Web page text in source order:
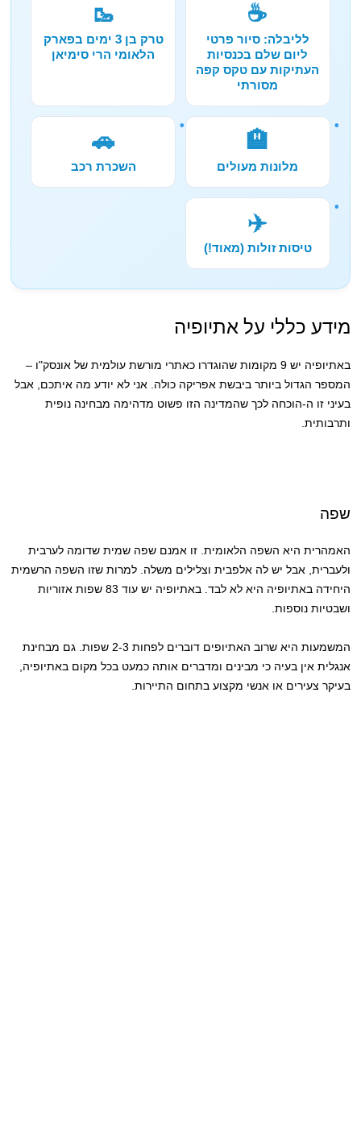
☕
לליבלה: סיור פרטי
ליום שלם בכנסיות
העתיקות עם טקס קפה
מסורתי
🥾
טרק בן 3 ימים בפארק
הלאומי הרי סימיאן
🏨
מלונות מעולים
🚗
השכרת רכב
✈️
טיסות זולות (מאוד!)
מידע כללי על אתיופיה
באתיופיה יש 9 מקומות שהוגדרו כאתרי מורשת עולמית של אונסק"ו –
המספר הגדול ביותר ביבשת אפריקה כולה. אני לא יודע מה איתכם, אבל
בעיני זו ה-הוכחה לכך שהמדינה הזו פשוט מדהימה מבחינה נופית
ותרבותית.
שפה
האמהרית היא השפה הלאומית. זו אמנם שפה שמית שדומה לערבית
ולעברית, אבל יש לה אלפבית וצלילים משלה. למרות שזו השפה הרשמית
היחידה באתיופיה היא לא לבד. באתיופיה יש עוד 83 שפות אזוריות
ושבטיות נוספות.
המשמעות היא שרוב האתיופים דוברים לפחות 2-3 שפות. גם מבחינת
אנגלית אין בעיה כי מבינים ומדברים אותה כמעט בכל מקום באתיופיה,
בעיקר צעירים או אנשי מקצוע בתחום התיירות.